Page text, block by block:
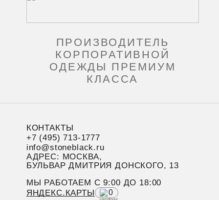
ПРОИЗВОДИТЕЛЬ
КОРПОРАТИВНОЙ
ОДЕЖДЫ ПРЕМИУМ
КЛАССА
КОНТАКТЫ
+7 (495) 713-1777
info@stoneblack.ru
АДРЕС: МОСКВА,
БУЛЬВАР ДМИТРИЯ ДОНСКОГО, 13
МЫ РАБОТАЕМ C 9:00 ДО 18:00
ЯНДЕКС.КАРТЫ
0